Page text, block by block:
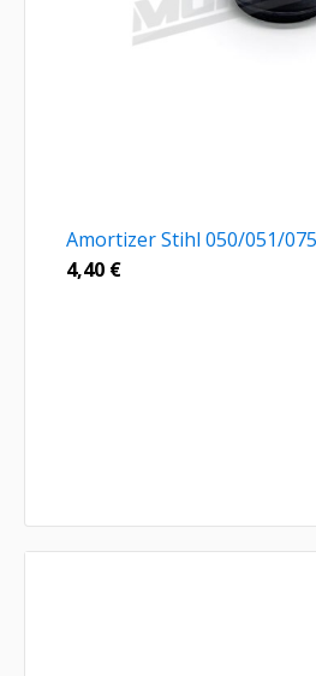
Amortizer Stihl 050/051/
4,40 €